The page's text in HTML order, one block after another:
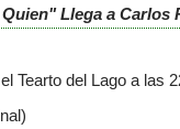
Llega a Carlos
Tearto del Lago a las